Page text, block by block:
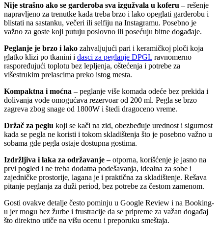
Nije strašno ako se garderoba sva izgužvala u koferu –rešenje
napravljeno za trenutke kada treba brzo i lako opeglati garderobu i
blistati na sastanku, večeri ili selfiju na Instagramu. Posebno je
važno za goste koji putuju poslovno ili posećuju bitne događaje.
Peglanje je brzo i lako zahvaljujući pari i keramičkoj ploči koja
glatko klizi po tkanini i dasci za peglanje DPGL ravnomerno
raspoređujući toplotu bez lepljenja, oštećenja i potrebe za
višestrukim prelascima preko istog mesta.
Kompaktna i moćna –peglanje više komada odeće bez prekida i
dolivanja vode omogućava rezervoar od 200 ml. Pegla se brzo
zagreva zbog snage od 1800W i štedi dragoceno vreme.
Držač za peglu koji se kači na zid, obezbeđuje urednost i sigurnost
kada se pegla ne koristi i tokom skladištenja što je posebno važno u
sobama gde pegla ostaje dostupna gostima.
Izdržljiva i laka za održavanje –otporna, korišćenje je jasno na
prvi pogled i ne treba dodatna podešavanja, idealna za sobe i
zajedničke prostorije, lagana je i praktična za skladištenje. Rešava
pitanje peglanja za duži period, bez potrebe za čestom zamenom.
Gosti ovakve detalje često pominju u Google Review i na Booking-
u jer mogu bez žurbe i frustracije da se pripreme za važan događaj
što direktno utiče na višu ocenu i preporuku smeštaja.